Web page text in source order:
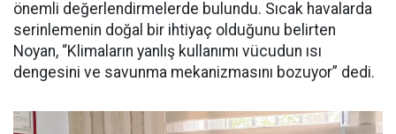
önemli değerlendirmelerde bulundu. Sıcak havalarda
serinlemenin doğal bir ihtiyaç olduğunu belirten
Noyan, “Klimaların yanlış kullanımı vücudun ısı
dengesini ve savunma mekanizmasını bozuyor” dedi.